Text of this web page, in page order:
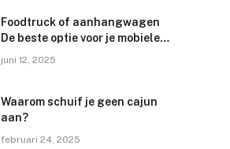
Foodtruck of aanhangwagen
De beste optie voor je mobiele
juni 12, 2025
Waarom schuif je geen cajun
aan?
februari 24, 2025